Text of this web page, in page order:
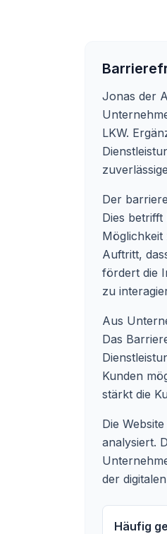
Jonas der
LKW.
Der
Dies
Auftritt,
fördert die
zu
Aus
Das
Kunden
stärkt die
Die
analysiert.
der
Häufig